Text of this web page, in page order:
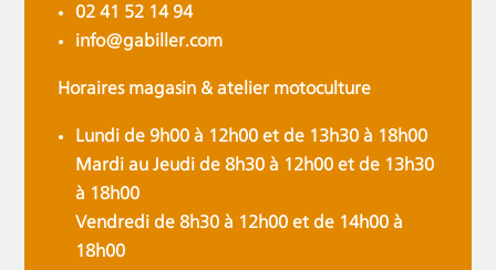
02 41 52 14 94
info@gabiller.com
Horaires magasin & atelier motoculture
Lundi de 9h00 à 12h00 et de 13h30 à 18h00
Mardi au Jeudi de 8h30 à 12h00 et de 13h30
à 18h00
Vendredi de 8h30 à 12h00 et de 14h00 à
18h00